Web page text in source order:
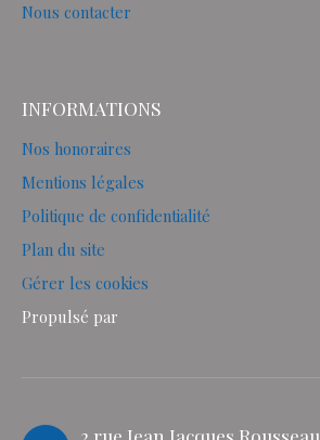
Nous contacter
INFORMATIONS
Nos honoraires
Mentions légales
Politique de confidentialité
Plan du site
Gérer les cookies
Propulsé par